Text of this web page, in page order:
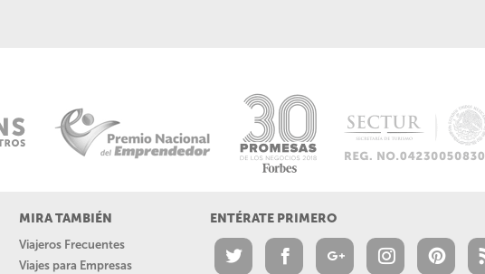
MIRA TAMBIÉN
Viajeros Frecuentes
Viajes para Empresas
ENTÉRATE PRIMERO